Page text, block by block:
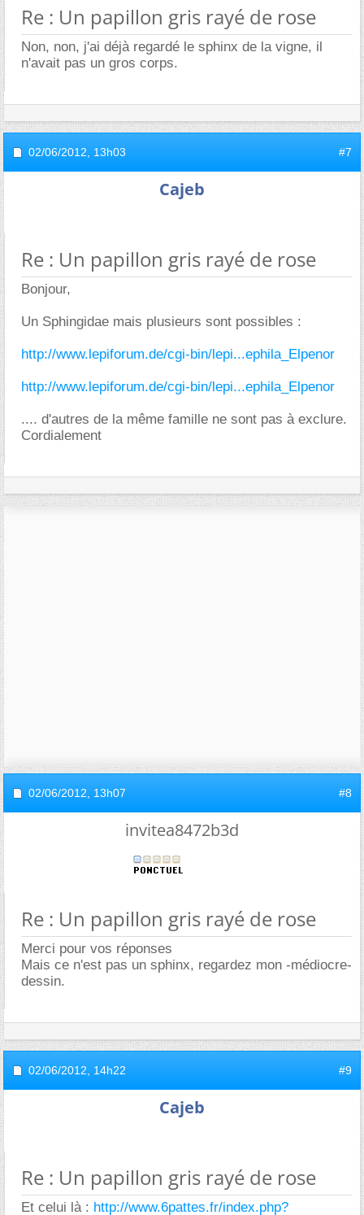
Re : Un papillon gris rayé de rose
Non, non, j'ai déjà regardé le sphinx de la vigne, il
n'avait pas un gros corps.
02/06/2012, 13h03 #7
Cajeb
Re : Un papillon gris rayé de rose
Bonjour,
Un Sphingidae mais plusieurs sont possibles :
http://www.lepiforum.de/cgi-bin/lepi...ephila_Elpenor
http://www.lepiforum.de/cgi-bin/lepi...ephila_Elpenor
.... d'autres de la même famille ne sont pas à exclure.
Cordialement
02/06/2012, 13h07 #8
invitea8472b3d
Re : Un papillon gris rayé de rose
Merci pour vos réponses
Mais ce n'est pas un sphinx, regardez mon -médiocre-
dessin.
02/06/2012, 14h22 #9
Cajeb
Re : Un papillon gris rayé de rose
Et celui là : http://www.6pattes.fr/index.php?